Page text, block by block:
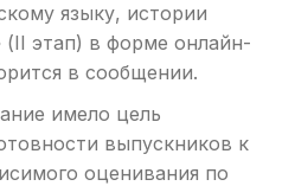
языку, истории
этап) в форме онлайн-
в сообщении.
имело цель
выпускников к
оценивания по